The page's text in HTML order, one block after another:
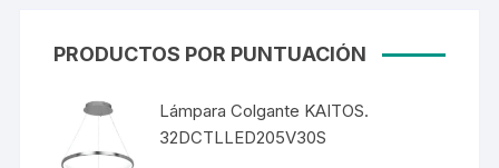
PRODUCTOS POR PUNTUACIÓN
Lámpara Colgante KAITOS.
32DCTLLED205V30S